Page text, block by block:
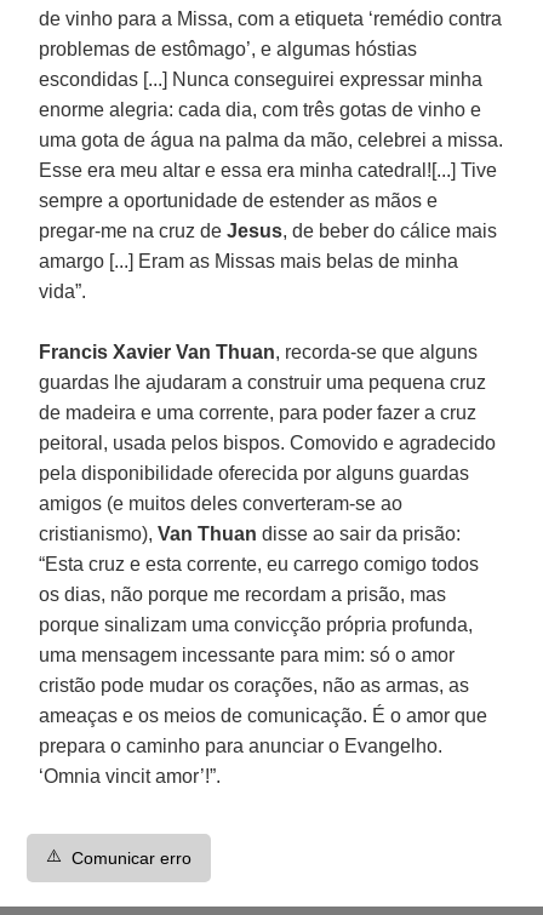
de vinho para a Missa, com a etiqueta ‘remédio contra
problemas de estômago’, e algumas hóstias
escondidas [...] Nunca conseguirei expressar minha
enorme alegria: cada dia, com três gotas de vinho e
uma gota de água na palma da mão, celebrei a missa.
Esse era meu altar e essa era minha catedral![...] Tive
sempre a oportunidade de estender as mãos e
pregar-me na cruz deJesus, de beber do cálice mais
amargo [...] Eram as Missas mais belas de minha
vida”.
Francis Xavier Van Thuan, recorda-se que alguns
guardas lhe ajudaram a construir uma pequena cruz
de madeira e uma corrente, para poder fazer a cruz
peitoral, usada pelos bispos. Comovido e agradecido
pela disponibilidade oferecida por alguns guardas
amigos (e muitos deles converteram-se ao
cristianismo),Van Thuan disse ao sair da prisão:
“Esta cruz e esta corrente, eu carrego comigo todos
os dias, não porque me recordam a prisão, mas
porque sinalizam uma convicção própria profunda,
uma mensagem incessante para mim: só o amor
cristão pode mudar os corações, não as armas, as
ameaças e os meios de comunicação. É o amor que
prepara o caminho para anunciar o Evangelho.
‘Omnia vincit amor’!”.
⚠️ Comunicar erro